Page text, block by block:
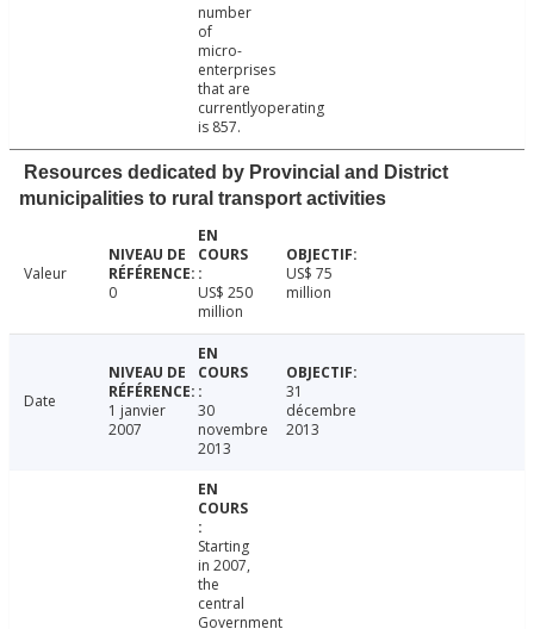
number
of
micro-
enterprises
that are
currentlyoperating
is 857.
Resources dedicated by Provincial and District
municipalities to rural transport activities
Valeur
0
US$ 250
million
US$ 75
million
Date
1 janvier
2007
30
novembre
2013
31
décembre
2013
Starting
in 2007,
the
central
Government